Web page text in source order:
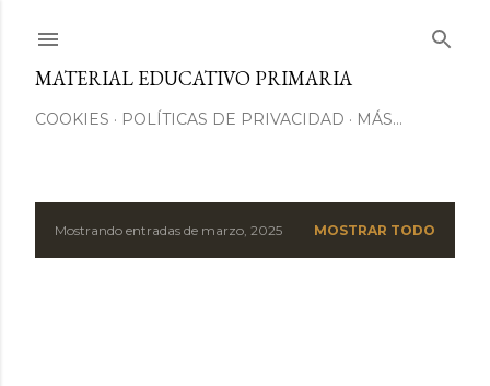
MATERIAL EDUCATIVO PRIMARIA
COOKIES POLÍTICAS DE PRIVACIDAD MÁS…
EMostrando entradas de marzo, 2025 MOSTRAR TODO